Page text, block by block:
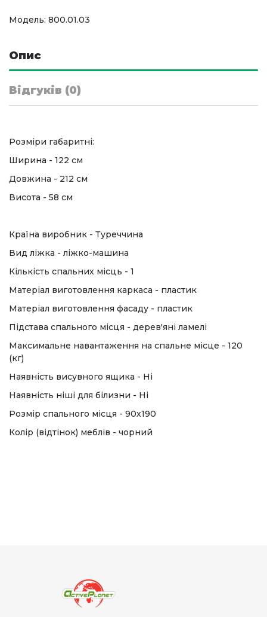
Модель: 800.01.03
Опис
Відгуків (0)
Розміри габаритні:
Ширина - 122 см
Довжина - 212 см
Висота - 58 см
Країна виробник - Туреччина
Вид ліжка - ліжко-машина
Кількість спальних місць - 1
Матеріал виготовлення каркаса - пластик
Матеріал виготовлення фасаду - пластик
Підстава спального місця - дерев'яні ламелі
Максимальне навантаження на спальне місце - 120
(кг)
Наявність висувного ящика - Ні
Наявність ніші для білизни - Ні
Розмір спального місця - 90х190
Колір (відтінок) меблів - чорний